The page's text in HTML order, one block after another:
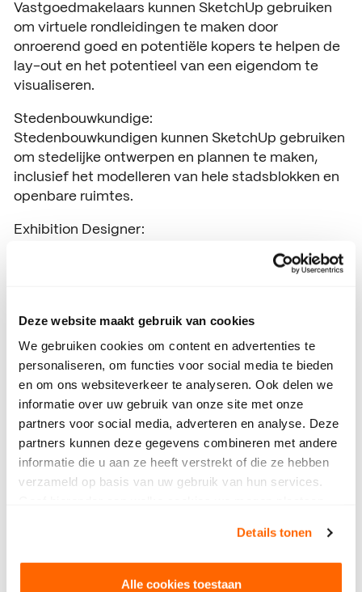
Deze website maakt gebruik van cookies
We gebruiken cookies om content en advertenties te
personaliseren, om functies voor social media te bieden
en om ons websiteverkeer te analyseren. Ook delen we
informatie over uw gebruik van onze site met onze
partners voor social media, adverteren en analyse. Deze
partners kunnen deze gegevens combineren met andere
informatie die u aan ze heeft verstrekt of die ze hebben
verzameld op basis van uw gebruik van hun services.
Details tonen
Alle cookies toestaan
Vastgoedmakelaars kunnen SketchUp gebruiken
om virtuele rondleidingen te maken door
onroerend goed en potentiële kopers te helpen de
lay-out en het potentieel van een eigendom te
visualiseren.
Stedenbouwkundige:
Stedenbouwkundigen kunnen SketchUp gebruiken
om stedelijke ontwerpen en plannen te maken,
inclusief het modelleren van hele stadsblokken en
openbare ruimtes.
Exhibition Designer:
Exhibition designers kunnen SketchUp gebruiken
om beursstands en tentoonstellingsruimtes te
Houtbewerker:
Houtbewerkers kunnen SketchUp gebruiken om
gedetailleerde plannen te maken voor meubels en
andere houten constructies.
Scenograaf:
Scenografen in theater en film kunnen SketchUp
delen met het productieteam.
om studenten 3D-modellering en
ontwerpprincipes bij te brengen.